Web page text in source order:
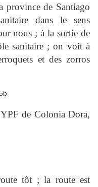
de Santiago
dans le sens
nous ; à la sortie de
sanitaire ; on voit à
et des zorros
de Colonia Dora,
tôt ; la route est